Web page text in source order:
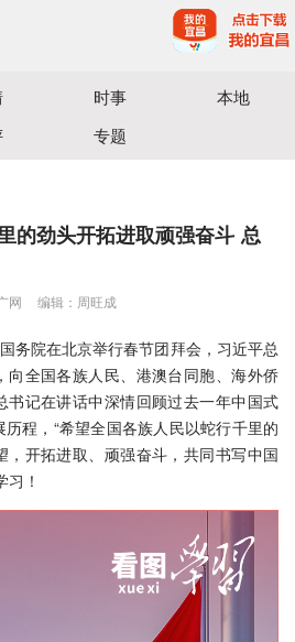
时事
本地
专题
的劲头开拓进取顽强奋斗 总
网 编辑：周旺成
务院在北京举行春节团拜会，习近平总
向全国各族人民、港澳台同胞、海外侨
书记在讲话中深情回顾过去一年中国式
程，“希望全国各族人民以蛇行千里的
，开拓进取、顽强奋斗，共同书写中国
！